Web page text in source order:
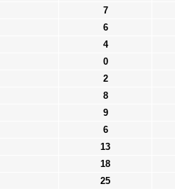
7
6
4
0
2
8
9
6
13
18
25